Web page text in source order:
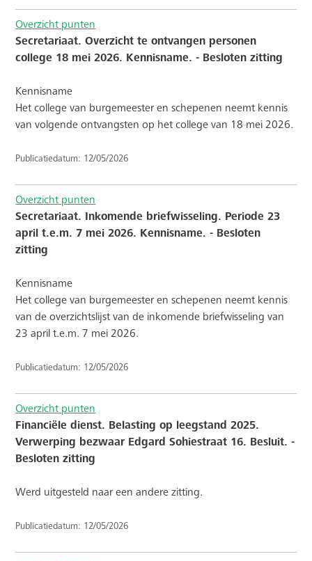
Overzicht punten
Secretariaat. Overzicht te ontvangen personen
college 18 mei 2026. Kennisname. - Besloten zitting
Kennisname
Het college van burgemeester en schepenen neemt kennis
van volgende ontvangsten op het college van 18 mei 2026.
Publicatiedatum: 12/05/2026
Overzicht punten
Secretariaat. Inkomende briefwisseling. Periode 23
april t.e.m. 7 mei 2026. Kennisname. - Besloten
zitting
Kennisname
Het college van burgemeester en schepenen neemt kennis
van de overzichtslijst van de inkomende briefwisseling van
23 april t.e.m. 7 mei 2026.
Publicatiedatum: 12/05/2026
Overzicht punten
Financiële dienst. Belasting op leegstand 2025.
Verwerping bezwaar Edgard Sohiestraat 16. Besluit. -
Besloten zitting
Werd uitgesteld naar een andere zitting.
Publicatiedatum: 12/05/2026